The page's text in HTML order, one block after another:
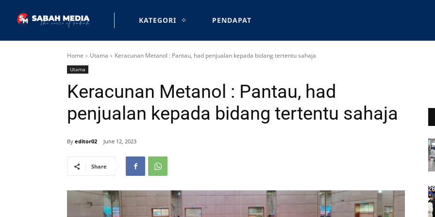
KATEGORI PENDAPAT
Home Utama Keracunan Metanol : Pantau, had penjualan kepada bidang tertentu sahaja
Utama
Keracunan Metanol : Pantau, had
penjualan kepada bidang tertentu sahaja
By editor02 June 12, 2023
Share